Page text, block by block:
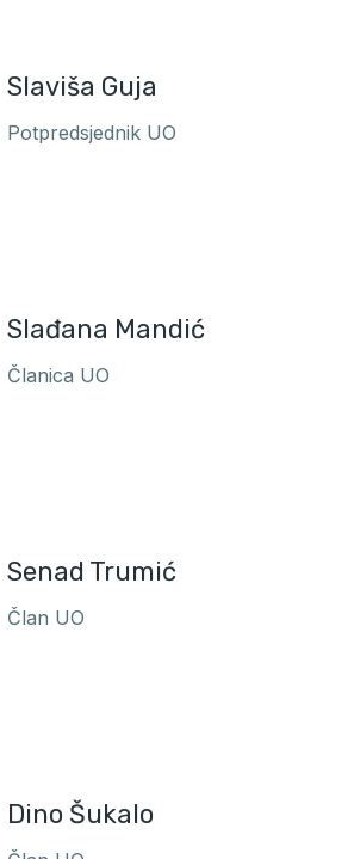
Slaviša Guja
Potpredsjednik UO
Slađana Mandić
Članica UO
Senad Trumić
Član UO
Dino Šukalo